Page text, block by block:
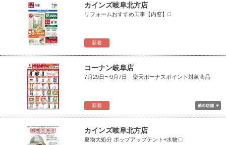
新着
カインズ岐阜北方店
リフォームおすすめ工事【内窓】□
新着
コーナン岐阜店
7月29日〜9月7日 楽天ボーナスポイント対象商品
カインズ岐阜北方店
夏物大処分 ポップアップテント+水物〇